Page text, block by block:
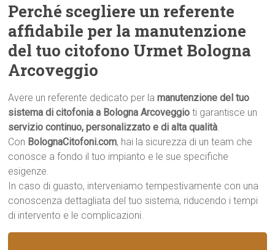
Perché scegliere un referente
affidabile per la manutenzione
del tuo citofono Urmet Bologna
Arcoveggio
Avere un referente dedicato per lamanutenzione del tuo
sistema di citofonia a Bologna Arcoveggio ti garantisce un
servizio continuo, personalizzato e di alta qualità.
Con BolognaCitofoni.com, hai la sicurezza di un team che
conosce a fondo il tuo impianto e le sue specifiche
esigenze.
In caso di guasto, interveniamo tempestivamente con una
conoscenza dettagliata del tuo sistema, riducendo i tempi
di intervento e le complicazioni.